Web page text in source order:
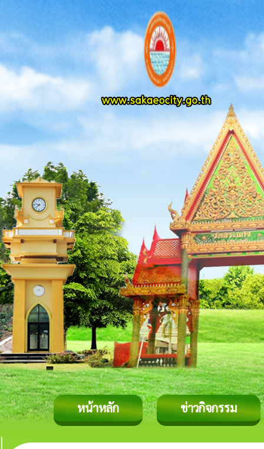
หน้าหลัก ข่าวกิจกรรม